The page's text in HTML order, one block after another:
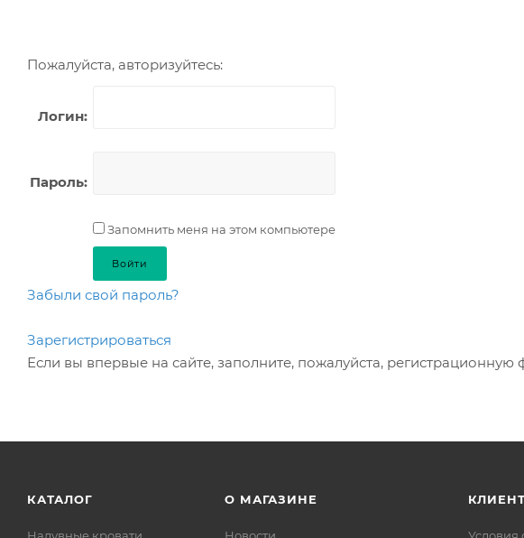
Пожалуйста, авторизуйтесь:
Логин:
Пароль:
Запомнить меня на этом компьютере
Забыли свой пароль?
Зарегистрироваться
Если вы впервые на сайте, заполните, пожалуйста, регистрационную
КАТАЛОГ О МАГАЗИНЕ